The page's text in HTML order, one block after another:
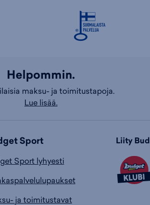
Helpommin.
maksu- ja toimitustapoja.
Lue lisää.
Sport
Sport lyhyesti
ja toimitustavat
Liity